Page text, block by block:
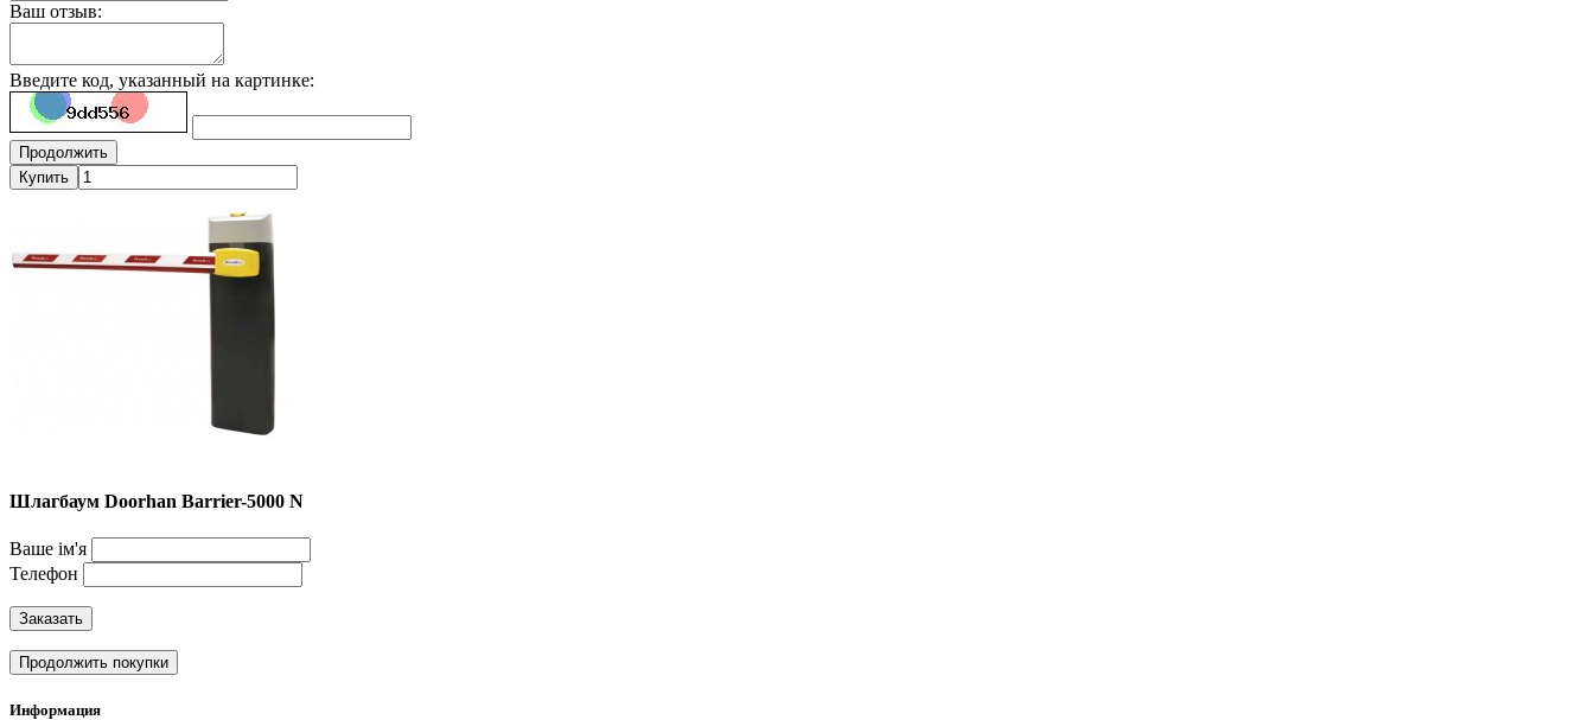
Ваш отзыв:
Введите код, указанный на картинке:
Продолжить
Купить
Шлагбаум Doorhan Barrier-5000 N
Ваше ім'я
Телефон
Заказать
Продолжить покупки
Информация